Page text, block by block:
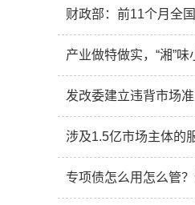
财政部：前11个月全
产业做特做实，“湘”味
发改委建立违背市场
涉及1.5亿市场主体的
专项债怎么用怎么管